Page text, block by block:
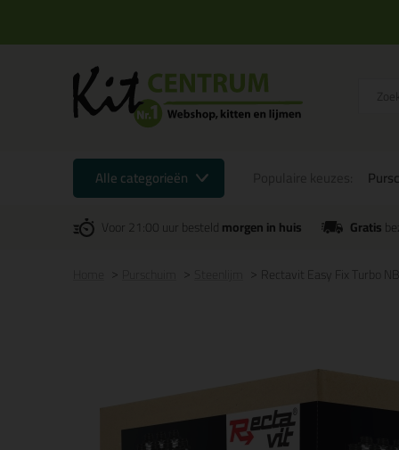
Alle categorieën
Voor 21:00 uur besteldmorgen in huis Gratis
Rectavit Easy Fix Turbo